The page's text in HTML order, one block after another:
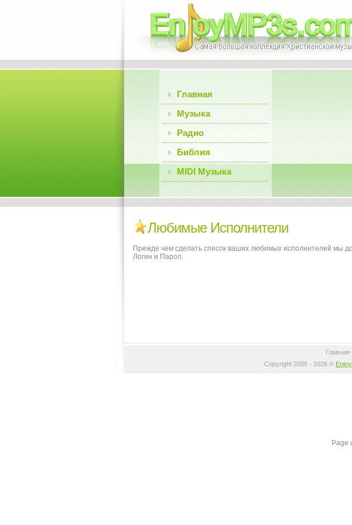
Главная
Музыка
Радио
Библия
MIDI Музыка
Любимые Исполнители
Прежде чем сделать список ваших любимых исполнителей мы
Логин и Парол.
Главная
Copyright 2005 - 2026 ©
Page